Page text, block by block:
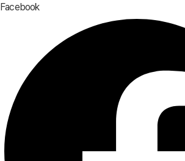
Facebook